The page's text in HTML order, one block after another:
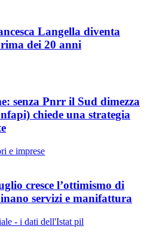
Langella diventa
dei 20 anni
senza Pnrr il Sud dimezza
chiede una strategia
cresce l’ottimismo di
servizi e manifattura